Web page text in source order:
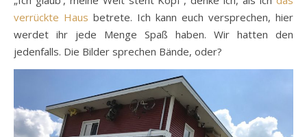
verrückte Haus betrete. Ich kann euch versprechen, hier
werdet ihr jede Menge Spaß haben. Wir hatten den
jedenfalls. Die Bilder sprechen Bände, oder?